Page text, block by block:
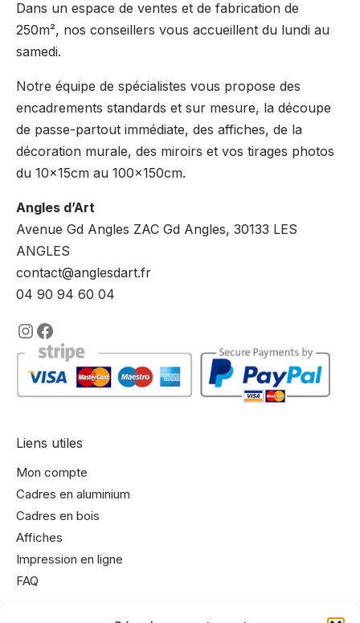
Dans un espace de ventes et de fabrication de
250m², nos conseillers vous accueillent du lundi au
samedi.
Notre équipe de spécialistes vous propose des
encadrements standards et sur mesure, la découpe
de passe-partout immédiate, des affiches, de la
décoration murale, des miroirs et vos tirages photos
du 10x15cm au 100x150cm.
Angles d’Art
Avenue Gd Angles ZAC Gd Angles, 30133 LES
ANGLES
contact@anglesdart.fr
04 90 94 60 04
https://www.instagram.com/
https://www.facebook.com/
Liens utiles
Mon compte
Cadres en aluminium
Cadres en bois
Affiches
Impression en ligne
FAQ